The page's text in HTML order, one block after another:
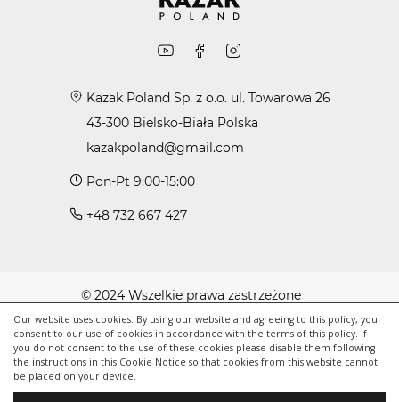
Our website uses cookies. By using our website and agreeing to this policy, you
consent to our use of cookies in accordance with the terms of this policy. If
you do not consent to the use of these cookies please disable them following
the instructions in this Cookie Notice so that cookies from this website cannot
be placed on your device.
Kazak Poland Sp. z o.o. ul. Towarowa 26
43-300 Bielsko-Biała Polska
kazakpoland@gmail.com
Pon-Pt 9:00-15:00
+48 732 667 427
© 2024 Wszelkie prawa zastrzeżone
Polityka cookie
Polityka prywatności
Regulamin